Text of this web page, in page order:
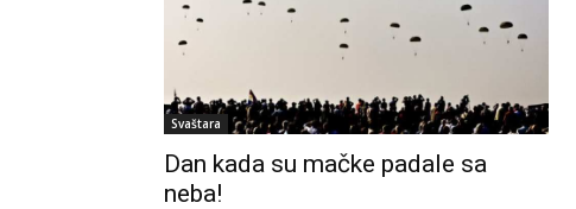
Svaštara
Dan kada su mačke padale sa
neba!